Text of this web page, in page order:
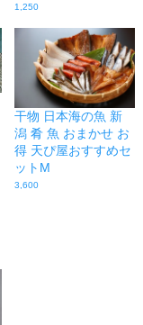
1,250
干物 日本海の魚 新
潟 肴 魚 おまかせ お
得 天ぴ屋おすすめセ
ットM
3,600